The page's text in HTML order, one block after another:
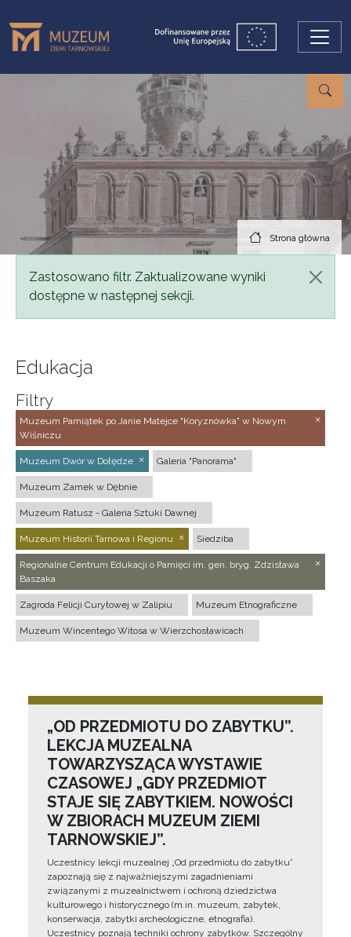
Strona główna
Komunikat
Zastosowano filtr. Zaktualizowane wyniki
dostępne w następnej sekcji.
Edukacja
Filtry
Muzeum Pamiątek po Janie Matejce "Koryznówka" w Nowym
Wiśniczu
Muzeum Dwór w Dołędze Galeria "Panorama"
Muzeum Zamek w Dębnie
Muzeum Ratusz - Galeria Sztuki Dawnej
Muzeum Historii Tarnowa i Regionu Siedziba
Regionalne Centrum Edukacji o Pamięci im. gen. bryg. Zdzisława
Baszaka
Zagroda Felicji Curyłowej w Zalipiu Muzeum Etnograficzne
Muzeum Wincentego Witosa w Wierzchosławicach
„OD PRZEDMIOTU DO ZABYTKU”.
LEKCJA MUZEALNA
TOWARZYSZĄCA WYSTAWIE
CZASOWEJ „GDY PRZEDMIOT
STAJE SIĘ ZABYTKIEM. NOWOŚCI
W ZBIORACH MUZEUM ZIEMI
TARNOWSKIEJ”.
Uczestnicy lekcji muzealnej „Od przedmiotu do zabytku”
zapoznają się z najważniejszymi zagadnieniami
związanymi z muzealnictwem i ochroną dziedzictwa
kulturowego i historycznego (m.in. muzeum, zabytek,
konserwacja, zabytki archeologiczne, etnografia).
Uczestnicy poznają techniki ochrony zabytków. Szczególny